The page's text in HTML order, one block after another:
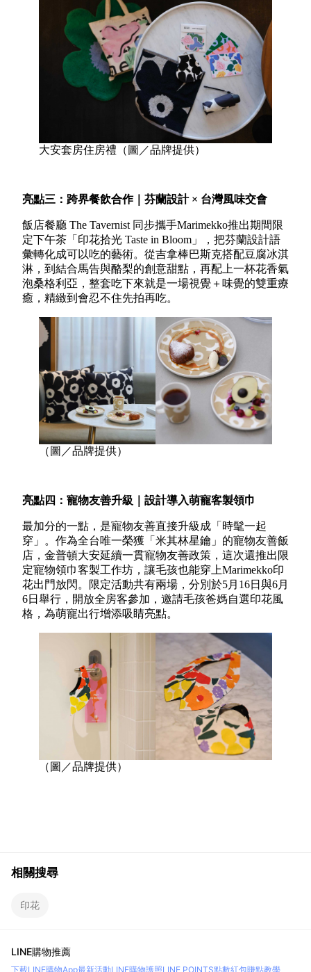
大安套房住房禮（圖／品牌提供）
亮點三：跨界餐飲合作｜芬蘭設計 × 台灣風味交會
飯店餐廳 The Tavernist 同步攜手Marimekko推出期間限
定下午茶「印花拾光 Taste in Bloom」，把芬蘭設計語
彙轉化成可以吃的藝術。從吉拿棒巴斯克搭配豆腐冰淇
淋，到結合馬告與酪梨的創意甜點，再配上一杯花香氣
泡桑格利亞，整套吃下來就是一場視覺＋味覺的雙重療
癒，精緻到會忍不住先拍再吃。
（圖／品牌提供）
亮點四：寵物友善升級｜設計導入萌寵客製領巾
最加分的一點，是寵物友善直接升級成「時髦一起
穿」。作為全台唯一榮獲「米其林星鑰」的寵物友善飯
店，金普頓大安延續一貫寵物友善政策，這次還推出限
定寵物領巾客製工作坊，讓毛孩也能穿上Marimekko印
花出門放閃。限定活動共有兩場，分別於5月16日與6月
6日舉行，開放全房客參加，邀請毛孩爸媽自選印花風
格，為萌寵出行增添吸睛亮點。
（圖／品牌提供）
相關搜尋
印花
LINE購物推薦
下載LINE購物App最新活動LINE購物護照LINE POINTS點數紅包賺點教學